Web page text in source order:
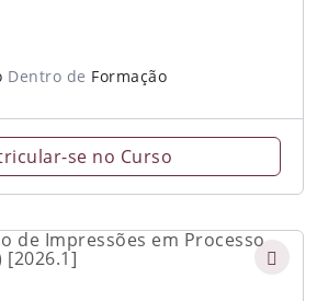
Dentro de Formação
se no Curso